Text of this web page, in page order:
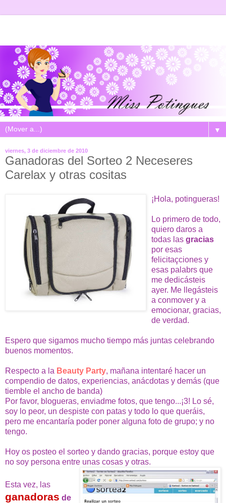
▼
viernes, 3 de diciembre de 2010
Ganadoras del Sorteo 2 Neceseres
Carelax y otras cositas
¡Hola, potingueras!
Lo primero de todo,
quiero daros a
todas las gracias
por esas
felicitaçciones y
esas palabrs que
me dedicásteis
ayer. Me llegásteis
a conmover y a
emocionar, gracias,
de verdad.
Espero que sigamos mucho tiempo más juntas celebrando
buenos momentos.
Respecto a la Beauty Party, mañana intentaré hacer un
compendio de datos, experiencias, anácdotas y demás (que
tiemble el ancho de banda)
Por favor, blogueras, enviadme fotos, que tengo...¡3! Lo sé,
soy lo peor, un despiste con patas y todo lo que queráis,
pero me encantaría poder poner alguna foto de grupo; y no
tengo.
Hoy os posteo el sorteo y dando gracias, porque estoy que
no soy persona entre unas cosas y otras.
Esta vez, las
ganadoras de